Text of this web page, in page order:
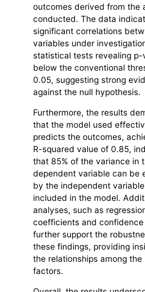
outcomes derived from the
conducted. The data
significant correlations
variables under
statistical tests revealing p-
below the conventional
0.05, suggesting strong
against the null hypothesis.
Furthermore, the results
that the model used
predicts the outcomes,
R-squared value of 0.85,
that 85% of the variance in
dependent variable can be
by the independent
included in the model.
analyses, such as
coefficients and
further support the
these findings, providing
the relationships among the
factors.